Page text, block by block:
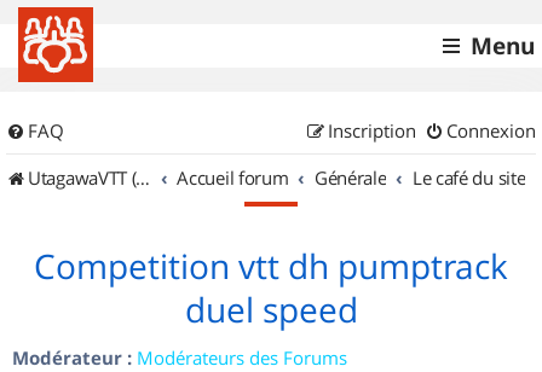
Menu
FAQ Connexion
Inscription
UtagawaVTT (Randos VTT et VTTAE avec traces GPS)
Accueil forum Générale Le café du site
Competition vtt dh pumptrack
duel speed
Modérateur : Modérateurs des Forums